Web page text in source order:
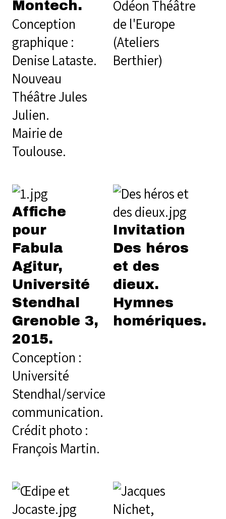
Montech.
Conception
graphique :
Denise Lataste.
Nouveau
Théâtre Jules
Julien.
Mairie de
Toulouse.
Odéon Théâtre
de l'Europe
(Ateliers
Berthier)
Affiche
pour
Fabula
Agitur,
Université
Stendhal
Grenoble 3,
2015.
Conception :
Université
Stendhal/service
communication.
Crédit photo :
François Martin.
Invitation
Des héros
et des
dieux.
Hymnes
homériques.